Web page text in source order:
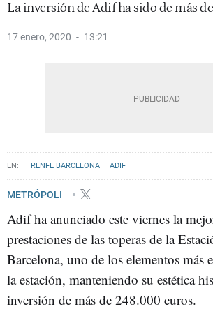
La inversión de Adif ha sido de más
17 enero, 2020 13:21
RENFE BARCELONA ADIF
METRÓPOLI
Adif ha anunciado este viernes la
prestaciones de las toperas de la
Barcelona, uno de los elementos más
la estación, manteniendo su estética
inversión de más de 248.000 euros.